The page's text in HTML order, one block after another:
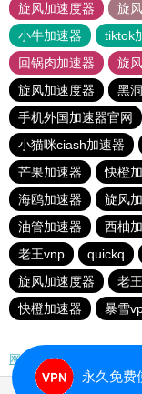
旋风加速度器
旋
小牛加速器
tiktok
回锅肉加速器
旋风
旋风加速度器
黑
手机外国加速器官网
小猫咪ciash加速器
芒果加速器
快橙
海鸥加速器
旋风
油管加速器
西柚
老王vnp
quickq
旋风加速度器
老
快橙加速器
暴雪
网站地图
永久免费